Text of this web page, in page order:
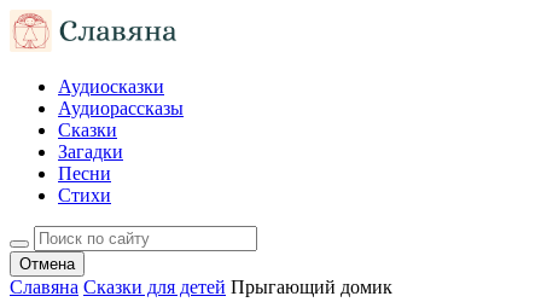
Аудиосказки
Аудиорассказы
Сказки
Загадки
Песни
Стихи
Отмена
Славяна Сказки для детей Прыгающий домик